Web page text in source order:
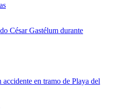
César Gastélum durante
en tramo de Playa del